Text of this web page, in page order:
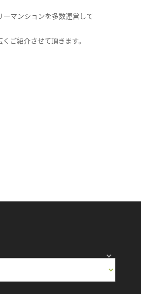
マンションを多数運営して
ご紹介させて頂きます。